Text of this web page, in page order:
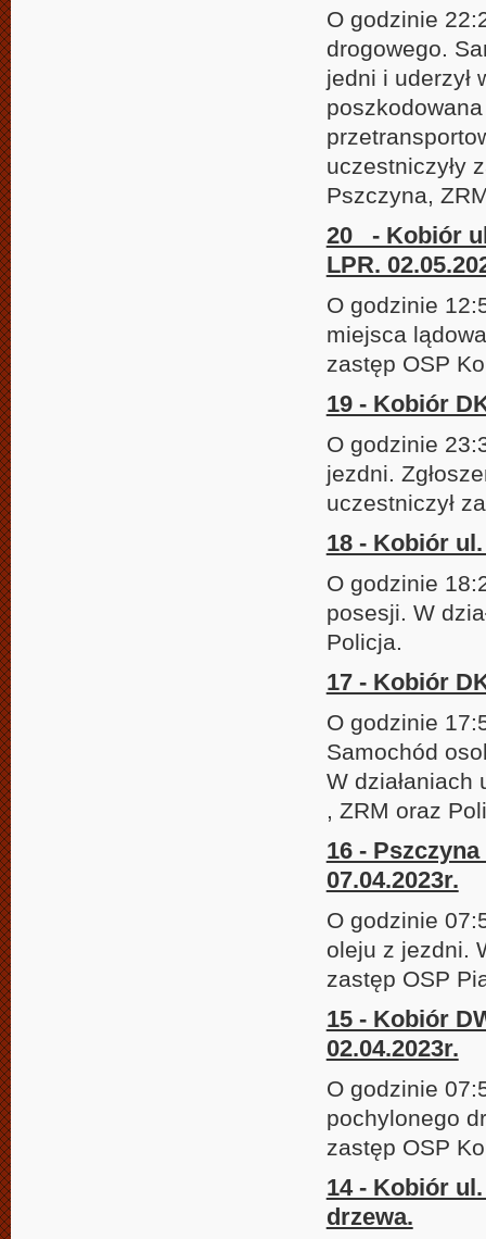
O godzinie
drogowego.
jedni i uderzył
uczestniczyły
Pszczyna,
20 - Kobiór
LPR.
O godzinie
miejsca
zastęp OSP
19 - Kobiór
O godzinie
jezdni.
uczestniczył
18 - Kobiór
O godzinie
posesji. W
Policja.
17 - Kobiór
O godzinie
Samochód
W działaniach
, ZRM oraz
16 -
07.04.2023r.
O godzinie
oleju z jezdni.
zastęp OSP
15 - Kobiór
02.04.2023r.
O godzinie
pochylonego
zastęp OSP
14 - Kobiór
drzewa.